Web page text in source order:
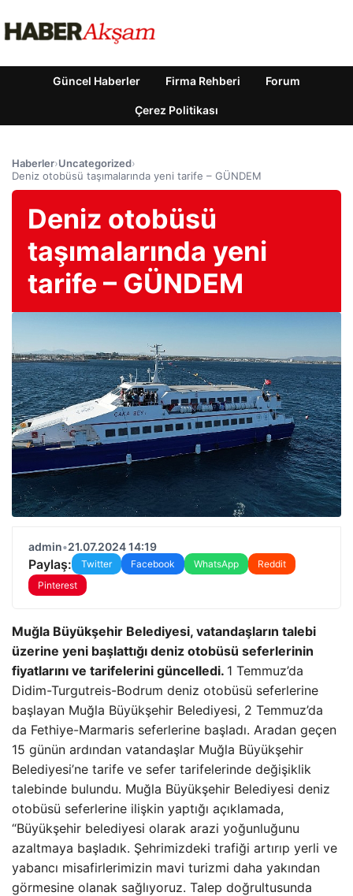
Güncel Haberler Firma Rehberi Forum
Çerez Politikası
Haberler›Uncategorized›
Deniz otobüsü taşımalarında yeni tarife – GÜNDEM
Deniz otobüsü
taşımalarında yeni
tarife – GÜNDEM
admin•21.07.2024 14:19
Paylaş: Twitter Facebook WhatsApp
Reddit
Pinterest
Muğla Büyükşehir Belediyesi, vatandaşların talebi
üzerine yeni başlattığı deniz otobüsü seferlerinin
fiyatlarını ve tarifelerini güncelledi. 1 Temmuz’da
Didim-Turgutreis-Bodrum deniz otobüsü seferlerine
başlayan Muğla Büyükşehir Belediyesi, 2 Temmuz’da
da Fethiye-Marmaris seferlerine başladı. Aradan geçen
15 günün ardından vatandaşlar Muğla Büyükşehir
Belediyesi’ne tarife ve sefer tarifelerinde değişiklik
talebinde bulundu. Muğla Büyükşehir Belediyesi deniz
otobüsü seferlerine ilişkin yaptığı açıklamada,
“Büyükşehir belediyesi olarak arazi yoğunluğunu
azaltmaya başladık. Şehrimizdeki trafiği artırıp yerli ve
yabancı misafirlerimizin mavi turizmi daha yakından
görmesine olanak sağlıyoruz. Talep doğrultusunda